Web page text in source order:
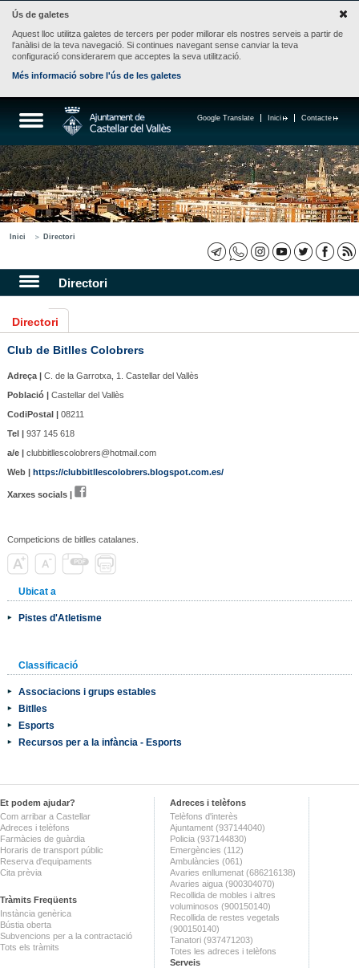
Ús de galetes
Aquest lloc utilitza galetes de tercers per poder millorar els nostres serveis a partir de
l'anàlisi de la teva navegació. Si continues navegant sense canviar la teva
configuració considerarem que acceptes la seva utilització.
Més informació sobre l'ús de les galetes
Contacte
Inici
Google Translate
Inici Directori
Directori
Directori
Club de Bitlles Colobrers
Adreça |C. de la Garrotxa, 1. Castellar del Vallès
Població |Castellar del Vallès
CodiPostal |08211
Tel |937 145 618
a/e |clubbitllescolobrers@hotmail.com
Web | https://clubbitllescolobrers.blogspot.com.es/
Xarxes socials |
Competicions de bitlles catalanes.
Ubicat a
Pistes d'Atletisme
Classificació
Associacions i grups estables
Bitlles
Esports
Recursos per a la infància - Esports
Et podem ajudar?
Com arribar a Castellar
Adreces i telèfons
Farmàcies de guàrdia
Horaris de transport públic
Reserva d'equipaments
Cita prèvia
Tràmits Freqüents
Instància genèrica
Bústia oberta
Subvencions per a la contractació
Tots els tràmits
Adreces i telèfons
Telèfons d'interès
Ajuntament (937144040)
Policia (937144830)
Emergències (112)
Ambulàncies (061)
Avaries enllumenat (686216138)
Avaries aigua (900304070)
Recollida de mobles i altres
voluminosos (900150140)
Recollida de restes vegetals
(900150140)
Tanatori (937471203)
Totes les adreces i telèfons
Serveis